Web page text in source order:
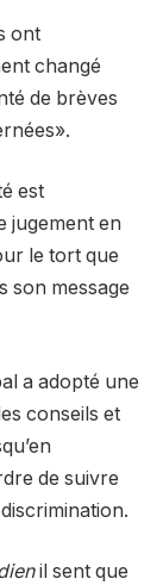
ont
changé
de brèves
est
jugement en
le tort que
son message
a adopté une
conseils et
de suivre
il sent que